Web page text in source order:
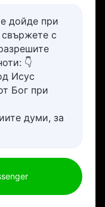
дойде при
свържете с
👇
Исус
Бог при
думи, за